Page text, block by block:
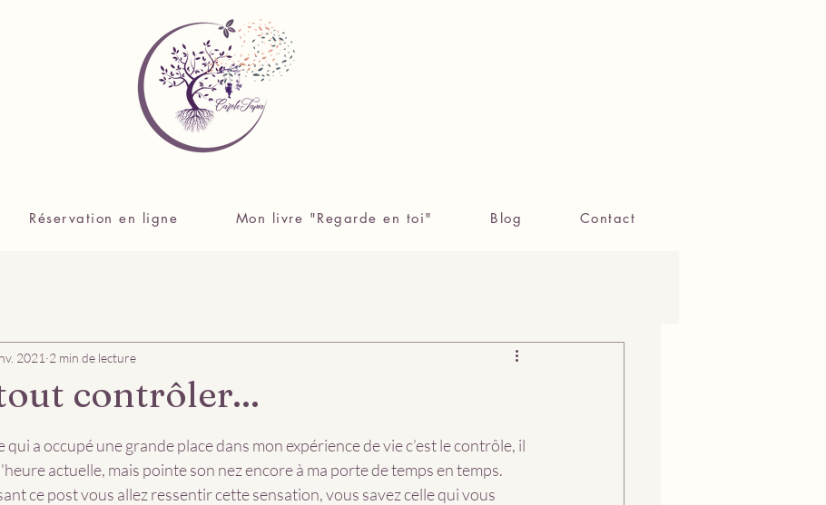
Réservation en ligne Mon livre "Regarde en toi" Blog Contact
contrôler...
2021 2 min de lecture
5.
qui a occupé une grande place dans mon expérience de vie c’est le contrôle, il
actuelle, mais pointe son nez encore à ma porte de temps en temps.
ce post vous allez ressentir cette sensation, vous savez celle qui vous